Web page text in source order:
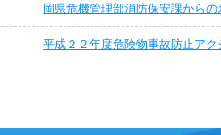
岡県危機管理部消防保安課から
平成２２年度危険物事故防止ア